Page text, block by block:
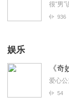
很“男
936
娱乐
《
爱心公
54